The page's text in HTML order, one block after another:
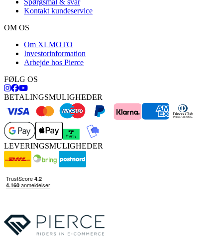
Spørgsmål & svar
Kontakt kundeservice
OM OS
Om XLMOTO
Investorinformation
Arbejde hos Pierce
FØLG OS
BETALINGSMULIGHEDER
LEVERINGSMULIGHEDER